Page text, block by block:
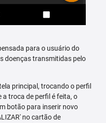
para o usuário do
doenças transmitidas pelo
principal, trocando o perfil
a troca de perfil é feita, o
botão para inserir novo
no cartão de